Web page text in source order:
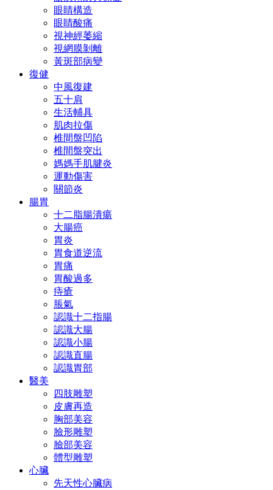
眼睛構造
眼睛酸痛
視神經萎縮
視網膜剝離
黃斑部病變
復健
中風復建
五十肩
生活輔具
肌肉拉傷
椎間盤凹陷
椎間盤突出
媽媽手肌腱炎
運動傷害
關節炎
腸胃
十二脂腸潰瘍
大腸癌
胃炎
胃食道逆流
胃痛
胃酸過多
痔瘡
脹氣
認識十二指腸
認識大腸
認識小腸
認識直腸
認識胃部
醫美
四肢雕塑
皮膚再造
胸部美容
臉形雕塑
臉部美容
體型雕塑
心臟
先天性心臟病